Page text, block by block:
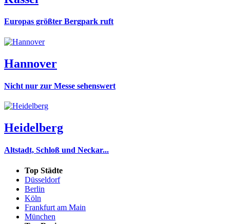
Europas größter Bergpark ruft
Hannover
Nicht nur zur Messe sehenswert
Heidelberg
Altstadt, Schloß und Neckar...
Top Städte
Düsseldorf
Berlin
Köln
Frankfurt am Main
München